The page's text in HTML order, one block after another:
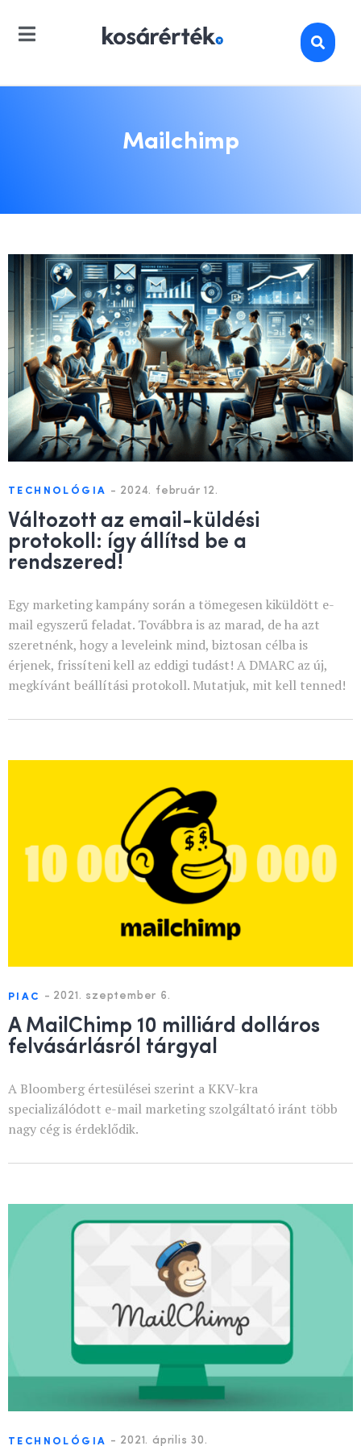
Mailchimp
TECHNOLÓGIA - 2024. február 12.
Változott az email-küldési
protokoll: így állítsd be a
rendszered!
Egy marketing kampány során a tömegesen kiküldött e-
mail egyszerű feladat. Továbbra is az marad, de ha azt
szeretnénk, hogy a leveleink mind, biztosan célba is
érjenek, frissíteni kell az eddigi tudást! A DMARC az új,
megkívánt beállítási protokoll. Mutatjuk, mit kell tenned!
PIAC - 2021. szeptember 6.
A MailChimp 10 milliárd dolláros
felvásárlásról tárgyal
A Bloomberg értesülései szerint a KKV-kra
specializálódott e-mail marketing szolgáltató iránt több
nagy cég is érdeklődik.
TECHNOLÓGIA - 2021. április 30.